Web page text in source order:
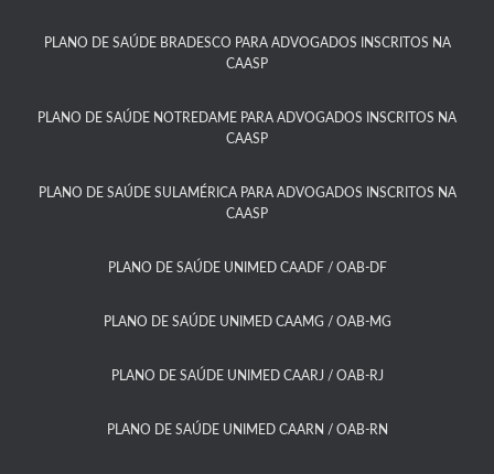
PLANO DE SAÚDE BRADESCO PARA ADVOGADOS INSCRITOS NA
CAASP​
PLANO DE SAÚDE NOTREDAME PARA ADVOGADOS INSCRITOS NA
CAASP​
PLANO DE SAÚDE SULAMÉRICA PARA ADVOGADOS INSCRITOS NA
CAASP​
PLANO DE SAÚDE UNIMED CAADF / OAB-DF​
PLANO DE SAÚDE UNIMED CAAMG / OAB-MG​
PLANO DE SAÚDE UNIMED CAARJ / OAB-RJ​
PLANO DE SAÚDE UNIMED CAARN / OAB-RN